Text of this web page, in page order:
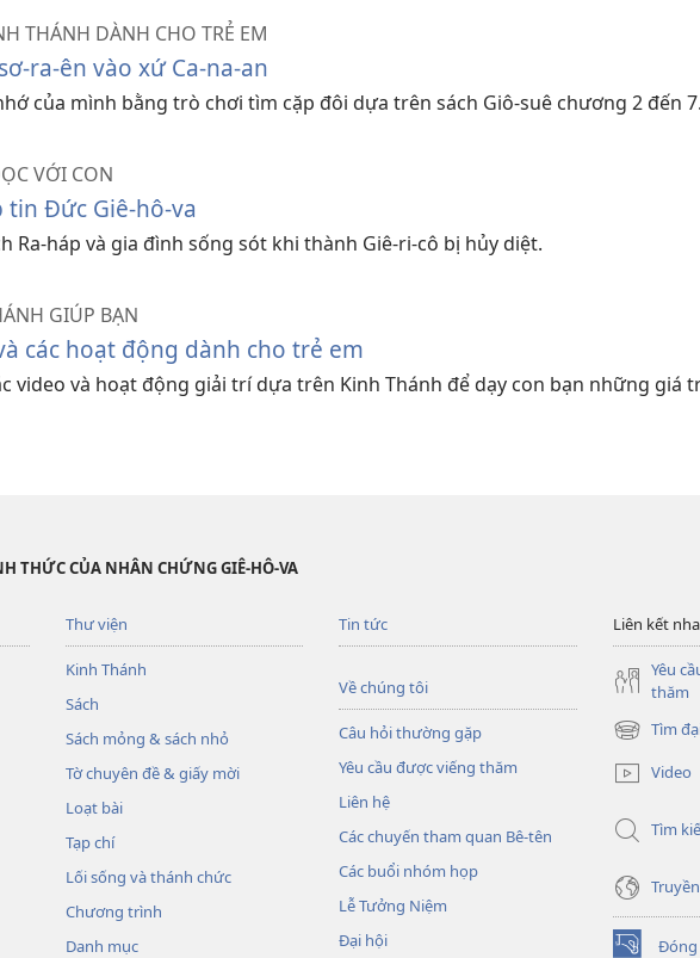
THÁNH DÀNH CHO TRẺ EM
ra-ên vào xứ Ca-na-an
của mình bằng trò chơi tìm cặp đôi dựa trên sách Giô-suê chương 2 đến 7.
VỚI CON
tin Đức Giê-hô-va
Ra-háp và gia đình sống sót khi thành Giê-ri-cô bị hủy diệt.
GIÚP BẠN
các hoạt động dành cho trẻ em
video và hoạt động giải trí dựa trên Kinh Thánh để dạy con bạn những giá
THỨC CỦA NHÂN CHỨNG GIÊ-HÔ-VA
Thư viện
Kinh Thánh
Sách
Sách mỏng & sách nhỏ
Tờ chuyên đề & giấy mời
Loạt bài
Tạp chí
Lối sống và thánh chức
Chương trình
Danh mục
Tin tức
Về chúng tôi
Câu hỏi thường gặp
Yêu cầu được viếng thăm
Liên hệ
Các chuyến tham quan Bê-tên
Các buổi nhóm họp
Lễ Tưởng Niệm
Đại hội
Liên kết
Yêu
thăm
Tìm
(mở
cửa
sổ
Video
Tìm